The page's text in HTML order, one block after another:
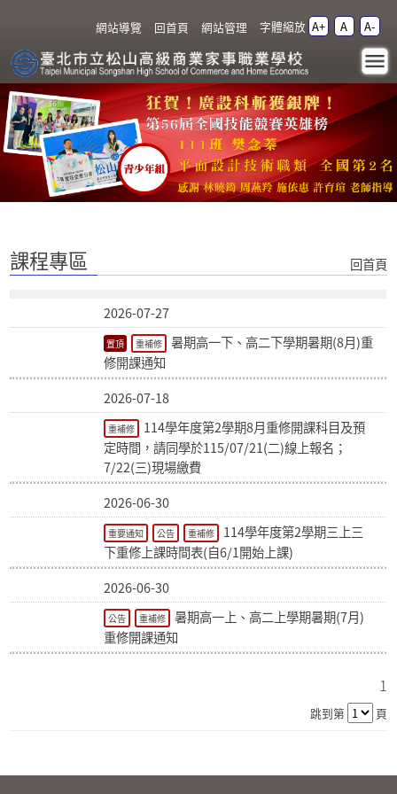
網站導覽 回首頁 網站管理 字體縮放 A+ A A-
課程專區 - 臺北市立松山高
級商業家事職業學校
:::
課程專區 回首頁
2026-07-27
重補修
暑期高一下、高二下學期暑期(8月)重
修開課通知
2026-07-18
重補修
114學年度第2學期8月重修開課科目及預
定時間，請同學於115/07/21(二)線上報名；
7/22(三)現場繳費
2026-06-30
重要通知 公告 重補修
114學年度第2學期三上三
下重修上課時間表(自6/1開始上課)
2026-06-30
公告 重補修
暑期高一上、高二上學期暑期(7月)
重修開課通知
1
跳到第 頁